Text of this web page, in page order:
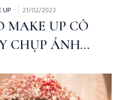
UP 21/02/2023
MAKE UP CÔ
CHỤP ẢNH